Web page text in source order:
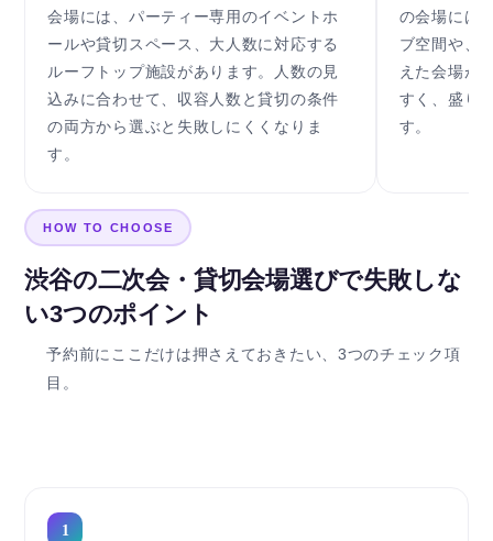
会場には、パーティー専用のイベントホ
ールや貸切スペース、大人数に対応する
ルーフトップ施設があります。人数の見
込みに合わせて、収容人数と貸切の条件
の両方から選ぶと失敗しにくくなりま
す。
の会場には
ブ空間や、
えた会場が
すく、盛り
す。
HOW TO CHOOSE
渋谷の二次会・貸切会場選びで失敗しな
い3つのポイント
予約前にここだけは押さえておきたい、3つのチェック項
目。
1